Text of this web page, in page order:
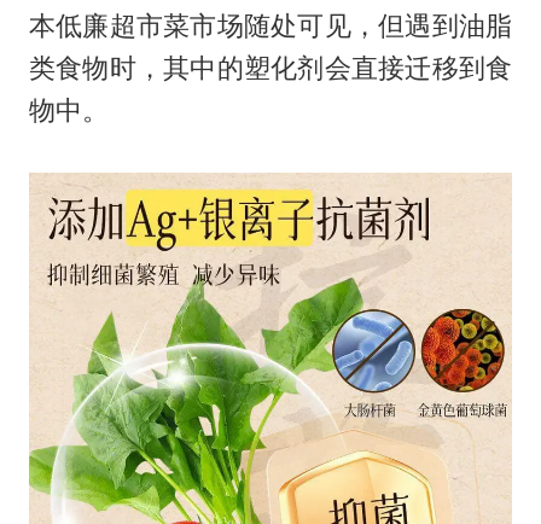
本低廉超市菜市场随处可见，但遇到油脂
类食物时，其中的塑化剂会直接迁移到食
物中。